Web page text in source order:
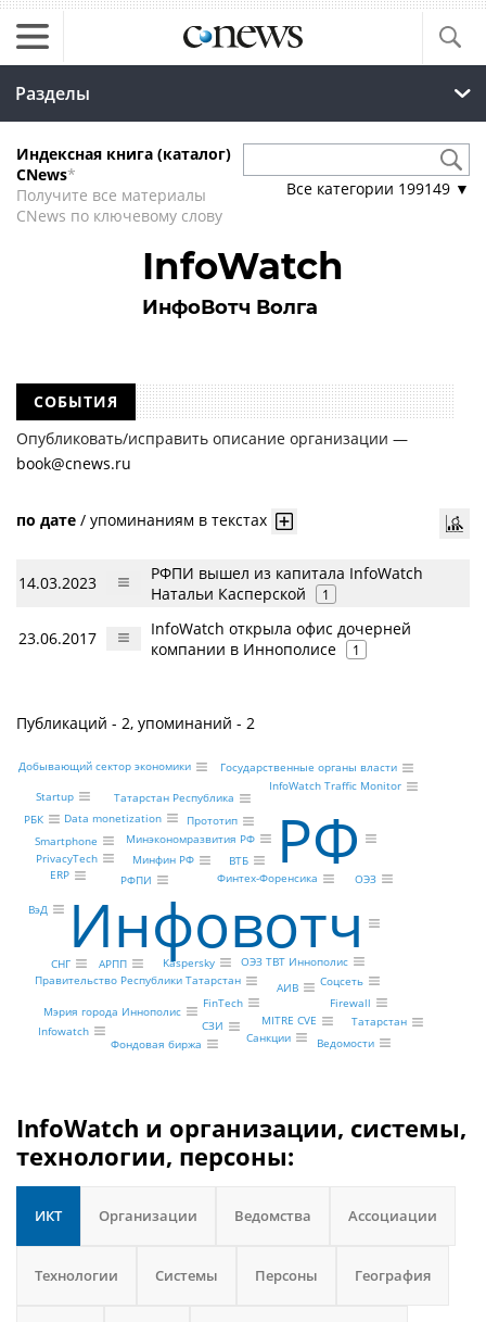
Разделы
Индексная книга (каталог)
CNews*
Получите все материалы
CNews по ключевому слову
Все категории 199149 ▼
InfoWatch
ИнфоВотч Волга
СОБЫТИЯ
Опубликовать/исправить описание организации —
book@cnews.ru
по дате / упоминаниям в текстах
14.03.2023
РФПИ вышел из капитала InfoWatch
Натальи Касперской
1
23.06.2017
InfoWatch открыла офис дочерней
компании в Иннополисе
1
Публикаций - 2, упоминаний - 2
Инфовотч
РФ
Финтех-Форенсика
Kaspersky
ВТБ
Правительство Республики Татарстан
ОЭЗ ТВТ Иннополис
Минфин РФ
Мэрия города Иннополис
Минэкономразвития РФ
РФПИ
АИВ
АРПП
Firewall
Соцсеть
FinTech
Прототип
Data monetization
Smartphone
ERP
СЗИ
Infowatch
MITRE CVE
InfoWatch Traffic Monitor
Татарстан
Татарстан Республика
СНГ
Государственные органы власти
ОЭЗ
Startup
Фондовая биржа
ВэД
Добывающий сектор экономики
Санкции
PrivacyTech
РБК
Ведомости
InfoWatch и организации, системы,
технологии, персоны:
ИКТ Организации Ведомства Ассоциации
Технологии Системы Персоны География